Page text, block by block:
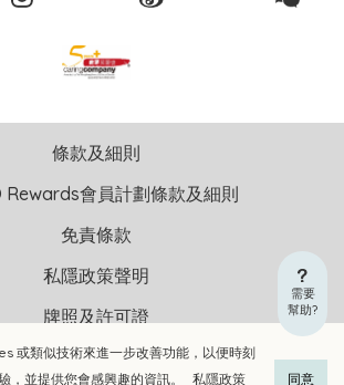
或類似技術來進一步改善功能，以便時刻
，並提供您會感興趣的資訊。
私隱政策 同意
需要
幫助?
崇光(香港)百貨有限公司 版權所有 不得轉載
條款及細則
Rewards會員計劃條款及細則
免責條款
私隱政策聲明
牌照及許可證